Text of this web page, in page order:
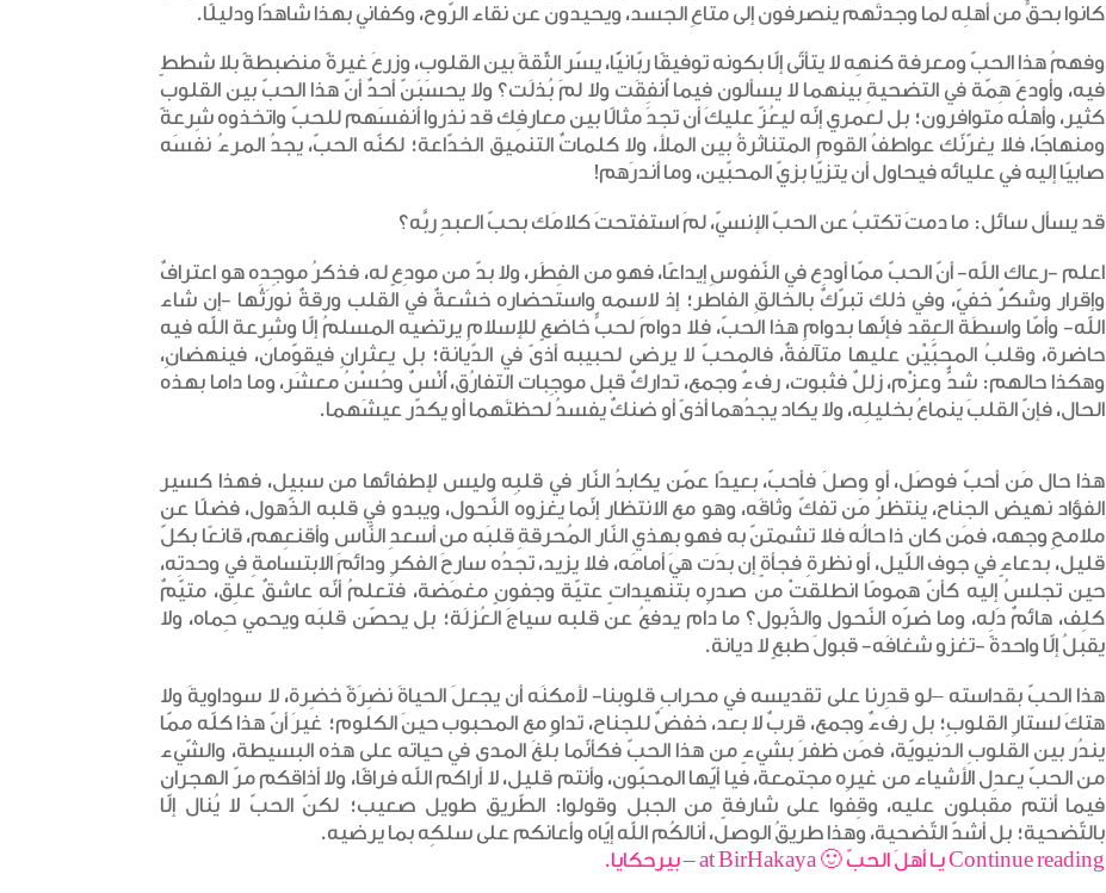
كانوا بحقٍّ من أهلِه لما وجدتَهم ينصرفون إلى متاعِ الجسد، ويحيدون عن نقاء الرّوح، وكفاني بهذا شاهدًا ودليلًا.
وفهمُ هذا الحبّ ومعرفة كنهِه لا يتأتّى إلّا بكونه توفيقًا ربّانيًّا، يسّر الثّقةَ بين القلوب، وزرعَ غيرةً منضبطةً بلا شططٍ
فيه، وأودعَ هِمّة في التضحيةِ بينهما لا يسألون فيما أُنفِقَت ولا لمَ بُذلَت؟ ولا يحسَبَنّ أحدٌ أنّ هذا الحبّ بين القلوب
كثير، وأهلُه متوافرون؛ بل لعمري إنّه ليعُزّ عليكَ أن تجدَ مثالًا بين معارفِك قد نذروا أنفسَهم للحبّ واتخذوه شِرعةً
ومنهاجًا، فلا يغرّنّك عواطفُ القومِ المتناثرةُ بين الملأ، ولا كلماتٌ التنميق الخدّاعة؛ لكنّه الحبّ، يجدُ المرءُ نفسَه
صابيًا إليه في عليائه فيحاول أن يتزيّا بزيّ المحبّين، وما أندرَهم!
قد يسأل سائل: ما دمتَ تكتبُ عن الحبّ الإنسيّ، لمَ استفتحتَ كلامَك بحبّ العبدِ ربَّه؟
اعلم -رعاك الله- أنّ الحبّ ممّا أودِع في النّفوسِ إيداعًا، فهو من الفِطَر، ولا بدّ من مودِعٍ له، فذكرُ موجِدِه هو اعترافٌ
وإقرار وشكرٌ خفيّ، وفي ذلك تبرّكٌ بالخالقِ الفاطر؛ إذ لاسمه واستحضاره خشعةٌ في القلب ورقةٌ نورَثُها -إن شاء
الله- وأمّا واسطَة العِقد فإنّها بدوامِ هذا الحبّ، فلا دوامَ لحبٍّ خاضعٍ للإسلامِ يرتضيه المسلمُ إلّا وشِرعة الله فيه
حاضرة، وقلبُ المحبّيْن عليها متآلفةٌ، فالمحبّ لا يرضى لحبيبه أذىً في الدّيانة؛ بل يعثرانِ فيقوّمان، فينهضانِ،
وهكذا حالهم: شدٌّ وعزْم، زللٌ فثبوت، رفءٌ وجمع، تداركٌ قبل موجِبات التفارُق، أُنْسٌ وحُسْنُ معشَر، وما داما بهذه
الحال، فإنّ القلبَ ينماعُ بخليلِه، ولا يكاد يجدُهما أذىً أو ضنكٌ يفسدُ لحظتَهما أو يكدّر عيشَهما.
هذا حال مَن أحبّ فوصَل، أو وصلَ فأحبّ، بعيدًا عمّن يكابدُ النّار في قلبِه وليس لإطفائها من سبيل، فهذا كسير
الفؤاد نهيض الجناح، ينتظرُ مَن تفكّ وثاقَه، وهو مع الانتظار إنّما يغزوه النّحول، ويبدو في قلبه الذّهول، فضلًا عن
ملامحِ وجهه، فمَن كان ذا حالُه فلا تشمتنّ به فهو بهذي النّار المُحرقةِ قلبَه من أسعدِ النّاس وأقنعِهم، قانعًا بكلّ
قليل، بدعاءٍ في جوف اللّيل، أو نظرةِ فجأةٍ إن بدَت هيَ أمامَه، فلا يزيد، تجدُه سارحَ الفكرِ ودائمَ الابتسامةِ في وحدتِه،
حين تجلسُ إليه كأنّ همومًا انطلقتْ من صدرِه بتنهيداتٍ عتيّة وجفونٍ مغمَضة، فتعلمُ أنّه عاشقٌ علِق، متيّمٌ
كلِف، هائمٌ دَلِه، وما ضرّه النّحول والذّبول؟ ما دام يدفعُ عن قلبه سياجَ العُزلَة؛ بل يحصّن قلبَه ويحمي حِماه، ولا
يقبلُ إلّا واحدةً -تغزو شغافَه- قبولَ طبعٍ لا ديانة.
هذا الحبّ بقداسته –لو قدِرنا على تقديسه في محرابِ قلوبنا- لأمكنَه أن يجعلَ الحياةَ نضِرَةً خضِرة، لا سوداويةَ ولا
هتكَ لستارِ القلوبِ؛ بل رفءٌ وجمع، قربٌ لا بعد، خفضٌ للجناح، تداوٍ مع المحبوب حينَ الكلوم؛ غيرَ أنّ هذا كلّه ممّا
يندُر بين القلوبِ الدنيويّة، فمَن ظفرَ بشيءٍ من هذا الحبّ فكأنّما بلغَ المدى في حياته على هذه البسيطة، والشّيء
من الحبّ يعدِل الأشياء من غيرِه مجتمعة، فيا أيّها المحبّون، وأنتم قليل، لا أراكم الله فراقًا، ولا أذاقكم مرّ الهجران
فيما أنتم مقبلون عليه، وقِفوا على شارفةٍ من الجبل وقولوا: الطّريق طويل صعيب؛ لكنّ الحبّ لا يُنال إلّا
بالتّضحية؛ بل أشدّ التّضحية، وهذا طريقُ الوصل، أنالكُم الله إيّاه وأعانكم على سلكِه بما يرضيه.
Continue reading يـا أهلَ الحبّ 🙂 at BirHakaya – بيرحكايا.